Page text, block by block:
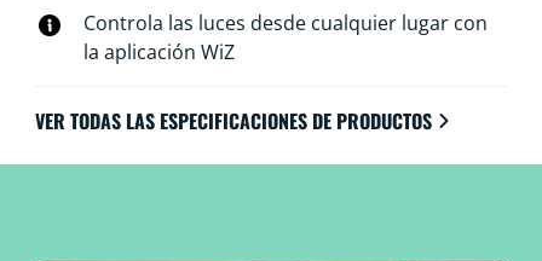
Controla las luces desde cualquier lugar con
la aplicación WiZ
VER TODAS LAS ESPECIFICACIONES DE PRODUCTOS